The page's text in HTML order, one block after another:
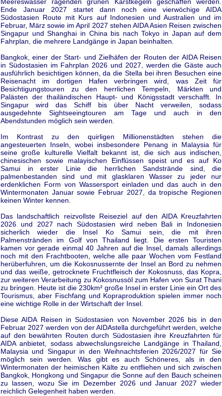
Meereswasser ragenden grünen Karstkegeln geschaffen werden.
Ende Januar 2027 startet dann noch eine vierwöchige AIDA
Südostasien Route mit Kurs auf Indonesien und Australien und im
Februar, März sowie im April 2027 stehen AIDA Asien Reisen zwischen
Singapur und Shanghai in China bis nach Tokyo in Japan auf dem
Fahrplan, die mehrere Landgänge in Japan beinhalten.
Bangkok, einer der Start- und Zielhäfen der Routen der AIDA Reisen
in Südostasien im Fahrplan 2026 und 2027, werden die Gäste auch
ausführlich besichtigen können, da die Stella bei ihren Besuchen eine
Reisenacht im dortigen Hafen verbringen wird, was Zeit für
Besichtigungstouren zu den herrlichen Tempeln, Märkten und
Palästen der thailändischen Haupt- und Königsstadt verschafft. In
Singapur wird das Schiff bis über Nacht verweilen, sodass
ausgedehnte Sightseeingtouren am Tage und auch in den
Abendstunden möglich sein werden.
Im Kontrast zu den quirligen Millionenstädten stehen die
angesteuerten Inseln, wobei insbesondere Penang in Malaysia für
seine große kulturelle Vielfalt bekannt ist, die sich aus indischen,
chinesischen sowie malayischen Einflüssen speist und es auf Ko
Samui in erster Linie die herrlichen Sandstrände sind, die
palmenbestanden sind und mit glasklaren Wasser zu jeder nur
erdenklichen Form von Wassersport einladen und das auch in den
Wintermonaten Januar sowie Februar 2027, da tropische Regionen
keinen Winter kennen.
Das landschaftlich reizvollste Reiseziel auf den AIDA Kreuzfahrten
2026 und 2027 nach Südostasien wird neben Bali in Indonesien
sicherlich wieder die Insel Ko Samui sein, die mit ihren
Palmenstränden im Golf von Thailand liegt. Die ersten Touristen
kamen vor gerade einmal 40 Jahren auf die Insel, damals allerdings
noch mit den Frachtbooten, welche alle paar Wochen vom Festland
herüberfuhren, um die Kokosnussernte der Insel an Bord zu nehmen
und das weiße, getrocknete Fruchtfleisch der Kokosnuss, das Kopra,
zur weiteren Verarbeitung zu Kokosnussöl zum Hafen von Surat Thani
zu bringen. Heute ist die 230km² große Insel in erster Linie ein Ort des
Tourismus, aber Fischfang und Kopraproduktion spielen immer noch
eine wichtige Rolle in der Wirtschaft der Insel.
Diese AIDA Reisen in Südostasien von November 2026 bis in den
Februar 2027 werden von der AIDAstella durchgeführt werden, welche
auf den bewährten Routen durch Südostasien ihre Kreuzfahrten für
AIDA anbietet, sodass abwechslungsreiche Landgänge in Thailand,
Malaysia und Singapur in den Weihnachtsferien 2026/2027 für Sie
möglich sein werden. Was gibt es auch Schöneres, als in den
Wintermonaten der heimischen Kälte zu entfliehen und sich zwischen
Bangkok, Hongkong und Singapur die Sonne auf den Bauch scheinen
zu lassen, wozu Sie im Dezember 2026 und Januar 2027 wieder
reichlich Gelegenheit haben werden.